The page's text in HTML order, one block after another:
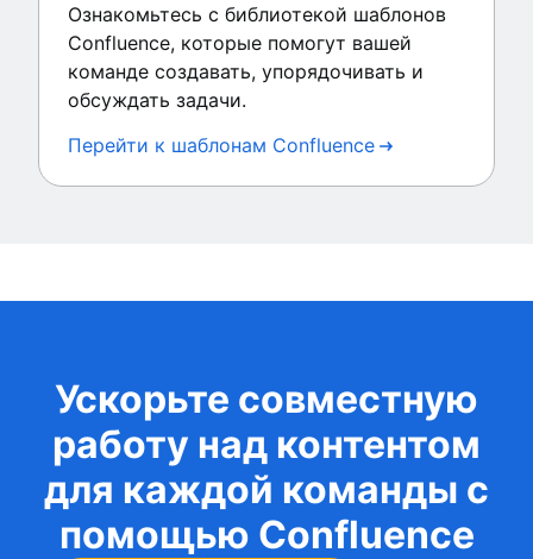
Ознакомьтесь с библиотекой шаблонов
Confluence, которые помогут вашей
команде создавать, упорядочивать и
обсуждать задачи.
Перейти к шаблонам Confluence
Ускорьте совместную
работу над контентом
для каждой команды с
помощью Confluence